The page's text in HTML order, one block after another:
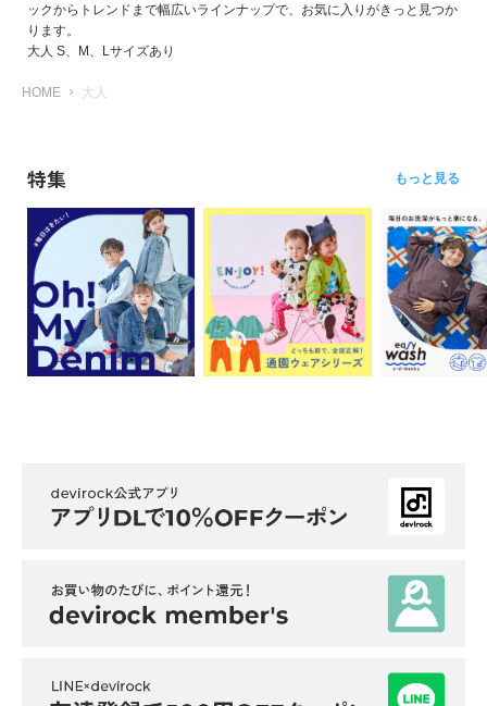
ックからトレンドまで幅広いラインナップで、お気に入りがきっと見つか
ります。
大人 S、M、Lサイズあり
HOME 大人
特集 もっと見る